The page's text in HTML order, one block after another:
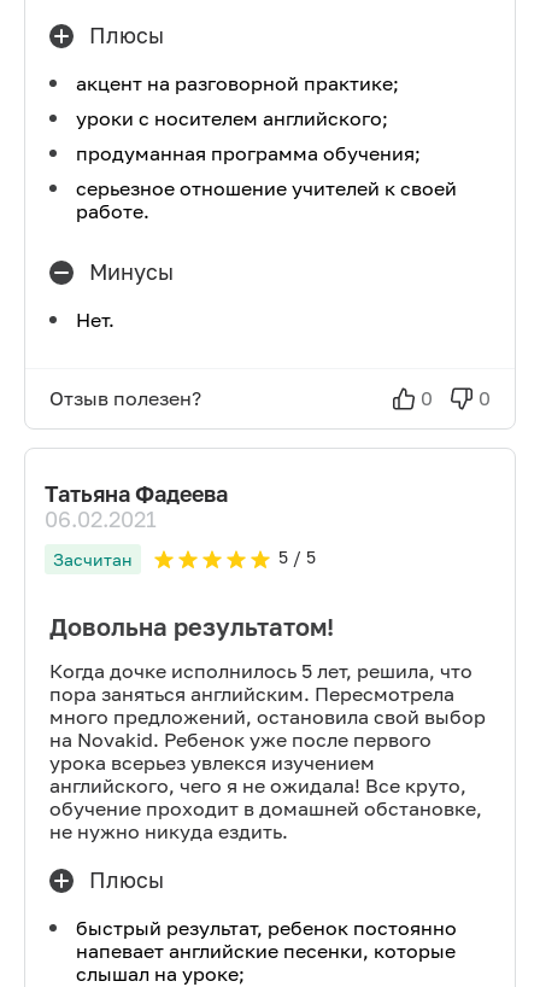
Плюсы
акцент на разговорной практике;
уроки с носителем английского;
продуманная программа обучения;
серьезное отношение учителей к своей
работе.
Минусы
Нет.
Отзыв полезен? 0 0
Татьяна Фадеева
06.02.2021
Засчитан 5/ 5
Довольна результатом!
Когда дочке исполнилось 5 лет, решила, что
пора заняться английским. Пересмотрела
много предложений, остановила свой выбор
на Novakid. Ребенок уже после первого
урока всерьез увлекся изучением
английского, чего я не ожидала! Все круто,
обучение проходит в домашней обстановке,
не нужно никуда ездить.
Плюсы
быстрый результат, ребенок постоянно
напевает английские песенки, которые
слышал на уроке;